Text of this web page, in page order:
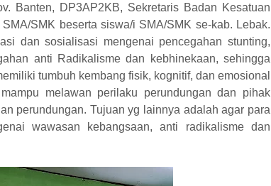
Banten, DP3AP2KB, Sekretaris Badan Kesatuan
SMK beserta siswa/i SMA/SMK se-kab. Lebak.
dan sosialisasi mengenai pencegahan stunting,
anti Radikalisme dan kebhinekaan, sehingga
tumbuh kembang fisik, kognitif, dan emosional
melawan perilaku perundungan dan pihak
perundungan. Tujuan yg lainnya adalah agar para
wawasan kebangsaan, anti radikalisme dan